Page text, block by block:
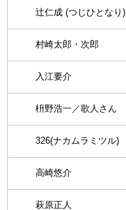
辻仁成 (つじひとなり)
村崎太郎・次郎
入江要介
枡野浩一／歌人さん
326(ナカムラミツル)
高崎悠介
萩原正人